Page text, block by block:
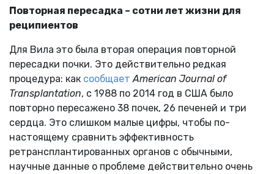
Повторная пересадка – сотни лет жизни для
реципиентов
Для Вила это была вторая операция повторной
пересадки почки. Это действительно редкая
процедура: как сообщает American Journal of
Transplantation, с 1988 по 2014 год в США было
повторно пересажено 38 почек, 26 печеней и три
сердца. Это слишком малые цифры, чтобы по-
настоящему сравнить эффективность
ретрансплантированных органов с обычными,
научные данные о проблеме действительно очень